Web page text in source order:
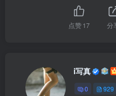
点赞17 分
i写真
0 929